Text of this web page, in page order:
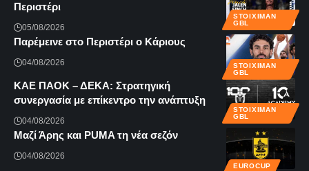
STOIXIMAN
GBL
Περιστέρι
05/08/2026
STOIXIMAN
GBL
Παρέμεινε στο Περιστέρι ο Κάριους
04/08/2026
STOIXIMAN
GBL
KAE ΠΑΟΚ – ΔΕΚΑ: Στρατηγική
συνεργασία με επίκεντρο την ανάπτυξη
04/08/2026
EUROCUP
Μαζί Άρης και PUMA τη νέα σεζόν
04/08/2026